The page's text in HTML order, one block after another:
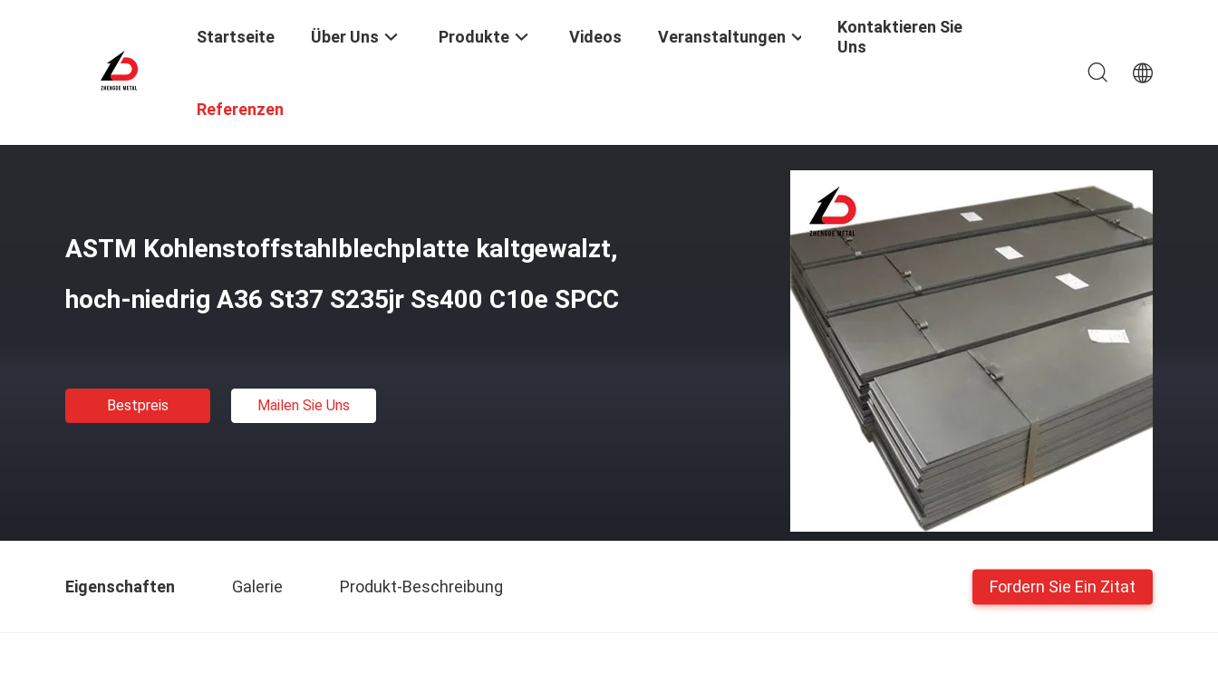
Startseite Über Uns Produkte Videos Veranstaltungen
Kontaktieren Sie
Uns
Referenzen
ASTM Kohlenstoffstahlblechplatte kaltgewalzt,
hoch-niedrig A36 St37 S235jr Ss400 C10e SPCC
Bestpreis Mailen Sie Uns
Eigenschaften Galerie Produkt-Beschreibung Fordern Sie Ein Zitat